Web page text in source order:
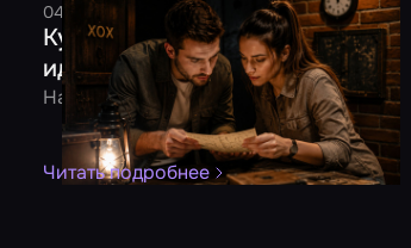
04 августа 20267 минут Смельчак
Куда сходить на свидание: 10
идей для двоих
На все случаи жизни
Читать подробнее